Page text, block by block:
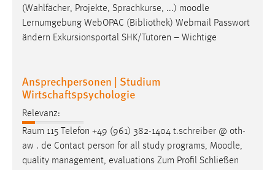
(Wahlfächer, Projekte, Sprachkurse, ...) moodle
Lernumgebung WebOPAC (Bibliothek) Webmail Passwort
ändern Exkursionsportal SHK/Tutoren – Wichtige
Ansprechpersonen | Studium
Wirtschaftspsychologie
Relevanz:
Raum 115 Telefon +49 (961) 382-1404 t.schreiber @ oth-
aw . de Contact person for all study programs, Moodle,
quality management, evaluations Zum Profil Schließen
fe_user, be_user, be_lastLoginProvider
Zweck:
Dieser Cookie ist notwendig um sich an der Website
Cookie Laufzeit:
24 Stunden
STATISTIK
Statistik Cookies erfassen Informationen anonym.